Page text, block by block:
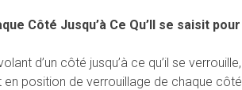
Côté Jusqu’à Ce Qu’Il se saisit pour
d’un côté jusqu’à ce qu’il se verrouille,
en position de verrouillage de chaque côté